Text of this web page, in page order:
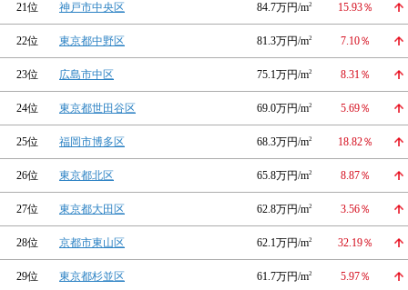
21位 神戸市中央区 84.7万円/m2 15.93％
22位 東京都中野区 81.3万円/m2 7.10％
23位 広島市中区 75.1万円/m2 8.31％
24位 東京都世田谷区 69.0万円/m2 5.69％
25位 福岡市博多区 68.3万円/m2 18.82％
26位 東京都北区 65.8万円/m2 8.87％
27位 東京都大田区 62.8万円/m2 3.56％
28位 京都市東山区 62.1万円/m2 32.19％
29位 東京都杉並区 61.7万円/m2 5.97％